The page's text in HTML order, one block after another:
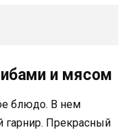
и мясом
блюдо. В нем
гарнир. Прекрасный